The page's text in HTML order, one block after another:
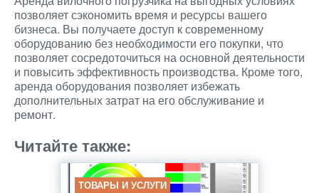
позволяет сэкономить время и ресурсы вашего
бизнеса. Вы получаете доступ к современному
оборудованию без необходимости его покупки, что
позволяет сосредоточиться на основной деятельности
и повысить эффективность производства. Кроме того,
аренда оборудования позволяет избежать
дополнительных затрат на его обслуживание и
ремонт.
Читайте также:
ТОВАРЫ И УСЛУГИ